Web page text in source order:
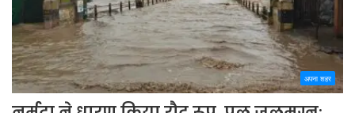
अपना शहर